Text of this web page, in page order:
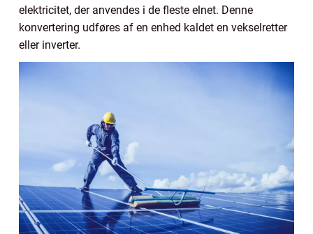
elektricitet, der anvendes i de fleste elnet. Denne
konvertering udføres af en enhed kaldet en vekselretter
eller inverter.